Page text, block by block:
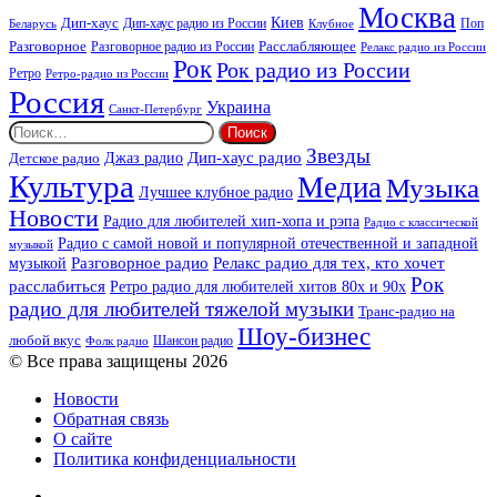
Беларусь Дип-хаус Дип-хаус радио из России Киев Клубное Москва Поп
Разговорное Разговорное радио из России Расслабляющее Релакс радио из России
Ретро Ретро-радио из России РокРок радио из России
Россия Санкт-Петербург Украина
Найти:
Детское радио Джаз радио Дип-хаус радио Звезды
Культура Лучшее клубное радио МедиаМузыка
Новости Радио для любителей хип-хопа и рэпа Радио с классической
музыкой Радио с самой новой и популярной отечественной и западной
музыкой Разговорное радио Релакс радио для тех, кто хочет
расслабиться Ретро радио для любителей хитов 80х и 90х Рок
радио для любителей тяжелой музыки Транс-радио на
любой вкус Фолк радио Шансон радио Шоу-бизнес
© Все права защищены 2026
Новости
Обратная связь
О сайте
Политика конфиденциальности